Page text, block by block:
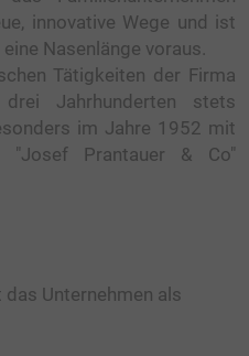
innovative Wege und ist
Nasenlänge voraus.
Tätigkeiten der Firma
Jahrhunderten stets
im Jahre 1952 mit
"Josef Prantauer & Co"
Unternehmen als